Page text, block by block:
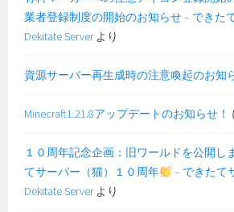
業者登録制度の開始のお知らせ – できた
Dekitate Serverより
資源サーバー再生成時の注意喚起のお知
Minecraft1.21.8アップデートのお知らせ！
１０周年記念企画：旧ワールドを公開し
てサーバー（猫）１０周年
– できたて
Dekitate Serverより